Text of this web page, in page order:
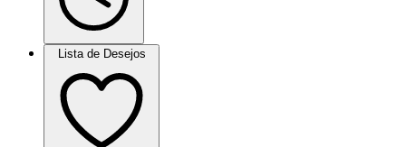
Lista de Desejos